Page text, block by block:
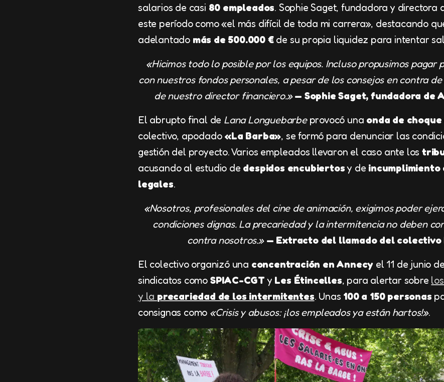
salarios de casi 80 empleados. Sophie Saget, fundadora y directora
este período como «el más difícil de toda mi carrera», destacando
adelantado más de 500.000 €de su propia liquidez para intentar
«Hicimos todo lo posible por los equipos. Incluso propusimos pagar
con nuestros fondos personales, a pesar de los consejos en contra
de nuestro director financiero.» — Sophie Saget, fundadora de
El abrupto final de Lana Longuebarbeprovocó una onda de choque
colectivo, apodado «La Barba», se formó para denunciar las
gestión del proyecto. Varios empleados llevaron el caso ante los
acusando al estudio de despidos encubiertosy de incumplimiento
legales.
«Nosotros, profesionales del cine de animación, exigimos poder
condiciones dignas. La precariedad y la intermitencia no deben
contra nosotros.» — Extracto del llamado del colectivo
El colectivo organizó una concentración en Annecy el 11 de junio
sindicatos como SPIAC-CGT y Les Étincelles, para alertar sobre los
y la precariedad de los intermitentes. Unas 100 a 150 personas
consignas como «Crisis y abusos: ¡los empleados ya están hartos!».